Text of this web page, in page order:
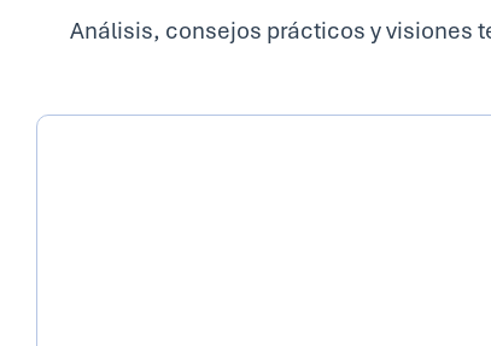
Análisis, consejos prácticos y visiones